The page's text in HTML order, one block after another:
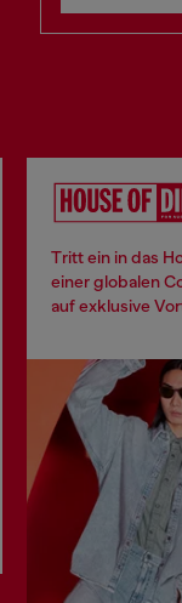
Tritt ein in das
einer globalen
auf exklusive